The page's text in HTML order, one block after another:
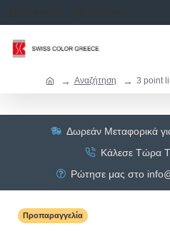
Αναζήτηση 3 point
Δωρεάν Μεταφορικά
Κάλεσε Τώρα
Ρώτησε μας στο
Προπαραγγελία